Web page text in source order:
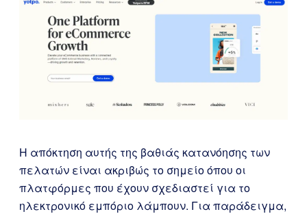
Η απόκτηση αυτής της βαθιάς κατανόησης των
πελατών είναι ακριβώς το σημείο όπου οι
πλατφόρμες που έχουν σχεδιαστεί για το
ηλεκτρονικό εμπόριο λάμπουν. Για παράδειγμα,